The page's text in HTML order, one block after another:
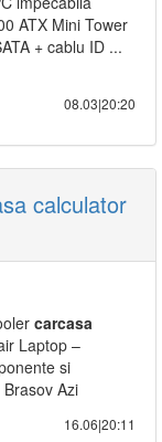
ATX Mini Tower
+ cablu ID ...
08.03|20:20
calculator
carcasa
Laptop –
si
Azi
16.06|20:11